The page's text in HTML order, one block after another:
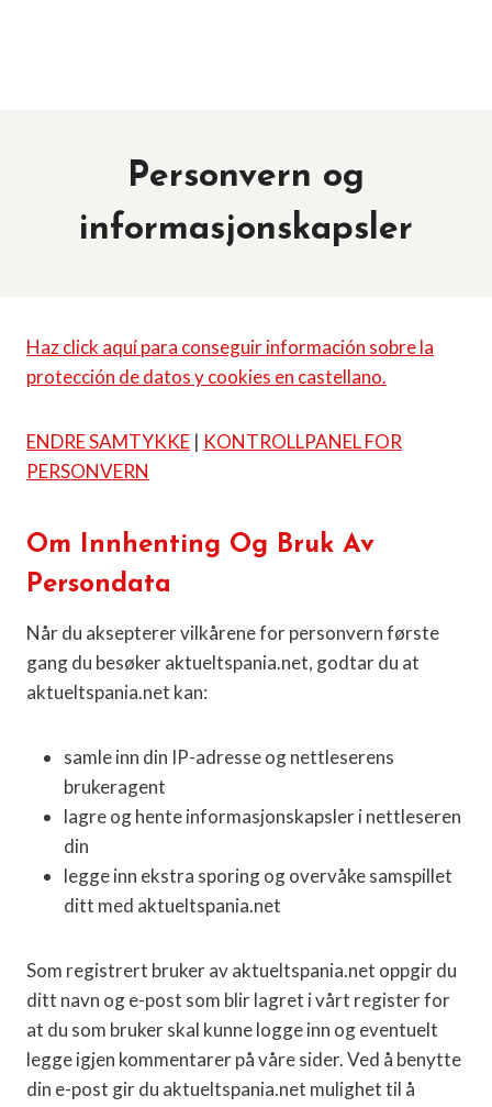
Personvern og
informasjonskapsler
Haz click aquí para conseguir información sobre la
protección de datos y cookies en castellano.
ENDRE SAMTYKKE | KONTROLLPANEL FOR
PERSONVERN
Om Innhenting Og Bruk Av
Persondata
Når du aksepterer vilkårene for personvern første
gang du besøker aktueltspania.net, godtar du at
aktueltspania.net kan:
samle inn din IP-adresse og nettleserens
brukeragent
lagre og hente informasjonskapsler i nettleseren
din
legge inn ekstra sporing og overvåke samspillet
ditt med aktueltspania.net
Som registrert bruker av aktueltspania.net oppgir du
ditt navn og e-post som blir lagret i vårt register for
at du som bruker skal kunne logge inn og eventuelt
legge igjen kommentarer på våre sider. Ved å benytte
din e-post gir du aktueltspania.net mulighet til å